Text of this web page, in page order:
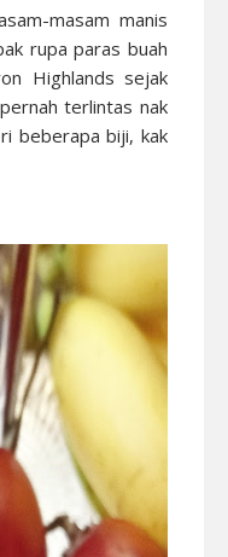
masam manis
rupa paras buah
Highlands sejak
terlintas nak
beberapa biji, kak